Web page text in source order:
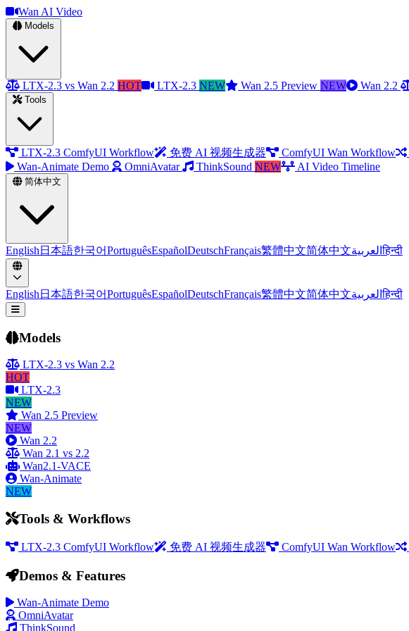
Wan AI Video
Models
LTX-2.3 vs Wan 2.2 HOT LTX-2.3 NEW Wan 2.5 Preview NEW Wan 2.2
Tools
LTX-2.3 ComfyUI Workflow 免费 AI 视频生成器 ComfyUI Wan Workflow
Wan-Animate Demo
OmniAvatar ThinkSound NEW AI Video Timeline
简体中文
English 日本語한국어PortuguêsEspañolDeutschFrançais繁體中文简体中文العربيةहिन्दी
English 日本語한국어PortuguêsEspañolDeutschFrançais繁體中文简体中文العربيةहिन्दी
打开主菜单
Models
LTX-2.3 vs Wan 2.2
HOT
LTX-2.3
NEW
Wan 2.5 Preview
NEW
Wan 2.2
Wan 2.1 vs 2.2
Wan2.1-VACE
Wan-Animate
NEW
Tools & Workflows
LTX-2.3 ComfyUI Workflow 免费 AI 视频生成器 ComfyUI Wan Workflow
Demos & Features
Wan-Animate Demo
OmniAvatar
ThinkSound